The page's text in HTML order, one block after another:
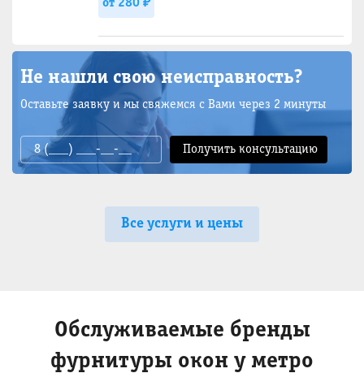
от 280 ₽
Не нашли свою неисправность?
Оставьте заявку и мы свяжемся с Вами через 2 минуты
Все услуги и цены
Обслуживаемые бренды
фурнитуры окон у метро